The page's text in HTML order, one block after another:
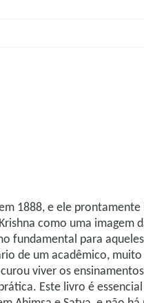
1888, e ele
como uma
fundamental para
de um acadêmico,
viver os
Este livro é